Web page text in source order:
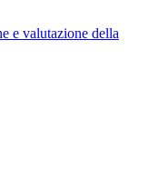
e valutazione della